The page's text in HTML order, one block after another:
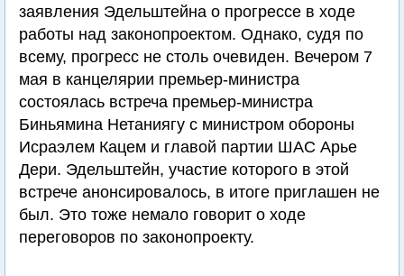
заявления Эдельштейна о прогрессе в ходе
работы над законопроектом. Однако, судя по
всему, прогресс не столь очевиден. Вечером 7
мая в канцелярии премьер-министра
состоялась встреча премьер-министра
Биньямина Нетаниягу с министром обороны
Исраэлем Кацем и главой партии ШАС Арье
Дери. Эдельштейн, участие которого в этой
встрече анонсировалось, в итоге приглашен не
был. Это тоже немало говорит о ходе
переговоров по законопроекту.